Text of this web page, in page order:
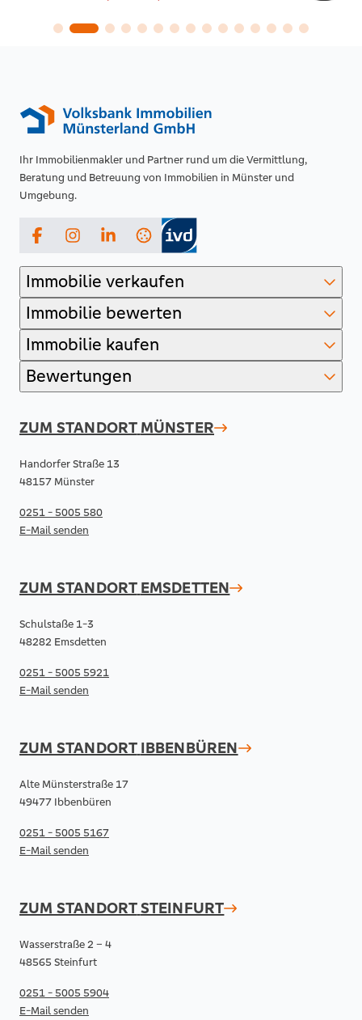
Ihr Immobilienmakler und Partner rund um die Vermittlung,
Beratung und Betreuung von Immobilien in Münster und
Umgebung.
FacebookInstagramLinkedIn
Immobilie verkaufen
Immobilie bewerten
Immobilie kaufen
Bewertungen
ZUM STANDORT MÜNSTER
Handorfer Straße 13
48157 Münster
0251 - 5005 580
E-Mail senden
ZUM STANDORT EMSDETTEN
Schulstaße 1-3
48282 Emsdetten
0251 - 5005 5921
E-Mail senden
ZUM STANDORT IBBENBÜREN
Alte Münsterstraße 17
49477 Ibbenbüren
0251 - 5005 5167
E-Mail senden
ZUM STANDORTSTEINFURT
Wasserstraße 2 – 4
48565 Steinfurt
0251 - 5005 5904
E-Mail senden